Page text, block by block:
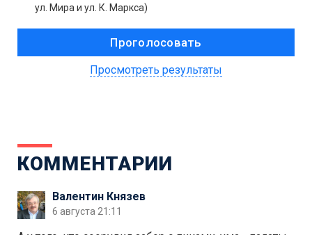
ул. Мира и ул. К. Маркса)
Просмотреть результаты
КОММЕНТАРИИ
Валентин Князев
6 августа 21:11